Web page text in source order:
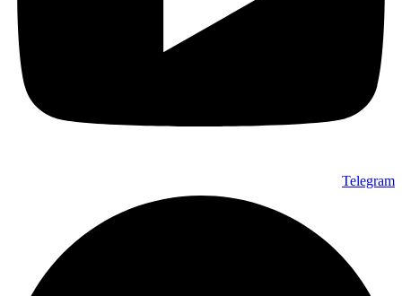
Telegram